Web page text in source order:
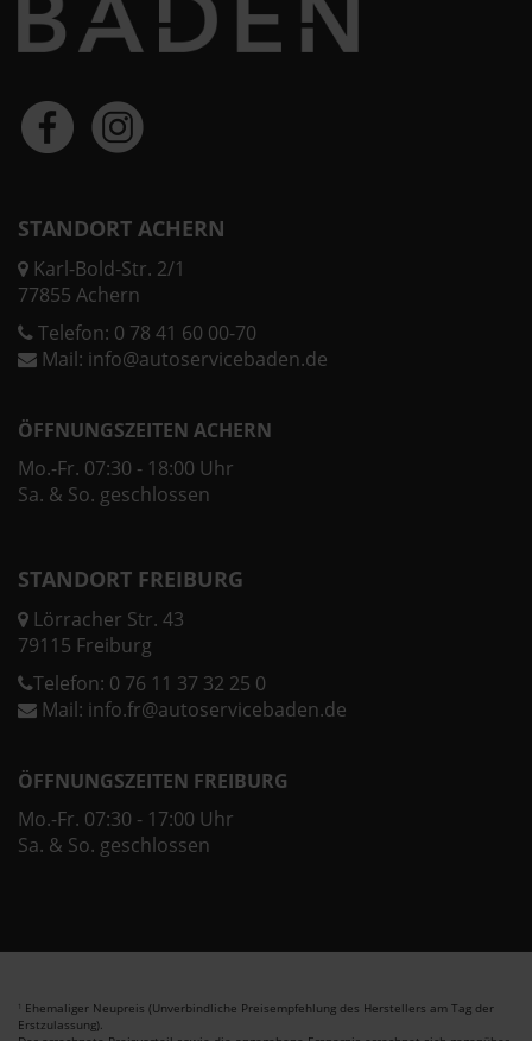
STANDORT ACHERN
Karl-Bold-Str. 2/1
77855 Achern
Telefon: 0 78 41 60 00-70
Mail: info@autoservicebaden.de
ÖFFNUNGSZEITEN ACHERN
Mo.-Fr. 07:30 - 18:00 Uhr
Sa. & So. geschlossen
STANDORT FREIBURG
Lörracher Str. 43
79115 Freiburg
Telefon: 0 76 11 37 32 25 0
Mail: info.fr@autoservicebaden.de
ÖFFNUNGSZEITEN FREIBURG
Mo.-Fr. 07:30 - 17:00 Uhr
Sa. & So. geschlossen
1 Ehemaliger Neupreis (Unverbindliche Preisempfehlung des Herstellers am Tag der
Erstzulassung).